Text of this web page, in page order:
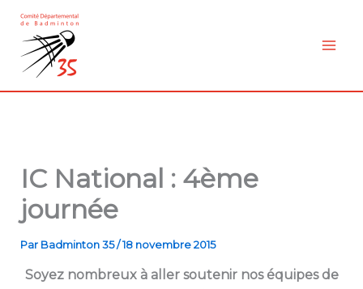
contenu
IC National : 4ème
journée
Par Badminton 35/18 novembre 2015
Soyez nombreux à aller soutenir nos équipes de